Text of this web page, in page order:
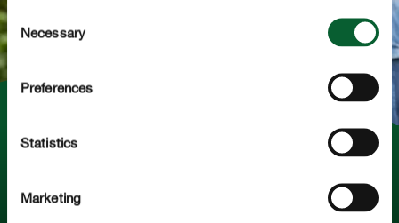
Consent
Selection
Necessary
Preferences
Statistics
Marketing
De voordelen van Progazon
Wat is het voordeel van een vloeibare gazonmeststof?
En hoe werkt COMPO Progazon precies? Je ontdekt het